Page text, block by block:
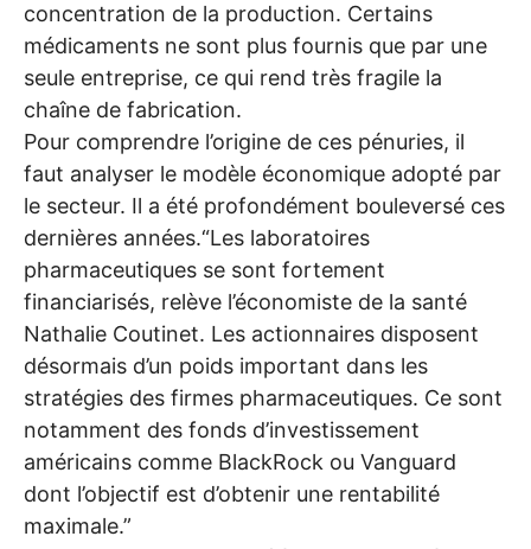
concentration de la production. Certains
médicaments ne sont plus fournis que par une
seule entreprise, ce qui rend très fragile la
chaîne de fabrication.
Pour comprendre l’origine de ces pénuries, il
faut analyser le modèle économique adopté par
le secteur. Il a été profondément bouleversé ces
dernières années.“Les laboratoires
pharmaceutiques se sont fortement
financiarisés, relève l’économiste de la santé
Nathalie Coutinet. Les actionnaires disposent
désormais d’un poids important dans les
stratégies des firmes pharmaceutiques. Ce sont
notamment des fonds d’investissement
américains comme BlackRock ou Vanguard
dont l’objectif est d’obtenir une rentabilité
maximale.”